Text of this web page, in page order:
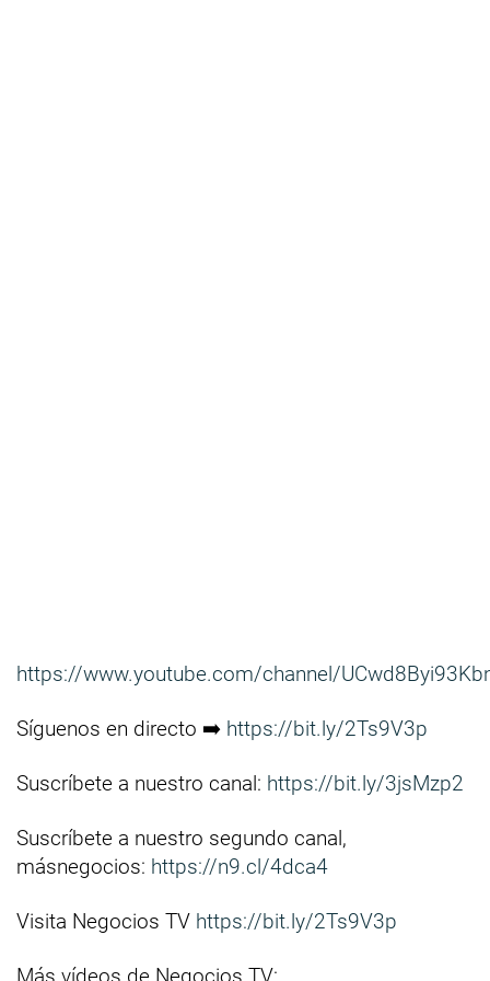
https://www.youtube.com/channel/
Síguenos en directo ➡️ https://bit.ly/2Ts9V3p
Suscríbete a nuestro canal: https://bit.ly/3jsMzp2
Suscríbete a nuestro segundo canal,
másnegocios: https://n9.cl/4dca4
Visita Negocios TV https://bit.ly/2Ts9V3p